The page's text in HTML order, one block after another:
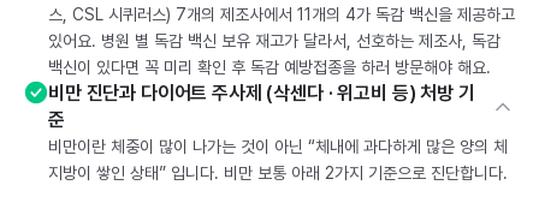
스, CSL 시퀴러스) 7개의 제조사에서 11개의 4가 독감 백신을 제공하고
있어요. 병원 별 독감 백신 보유 재고가 달라서, 선호하는 제조사, 독감
백신이 있다면 꼭 미리 확인 후 독감 예방접종을 하러 방문해야 해요.
비만 진단과 다이어트 주사제 (삭센다 · 위고비 등) 처방 기
준
비만이란 체중이 많이 나가는 것이 아닌 “체내에 과다하게 많은 양의 체
지방이 쌓인 상태” 입니다. 비만 보통 아래 2가지 기준으로 진단합니다.